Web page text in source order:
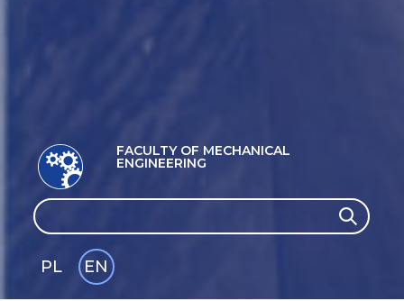
FACULTY OF MECHANICAL
ENGINEERING
Search Search
PL
EN
GLI